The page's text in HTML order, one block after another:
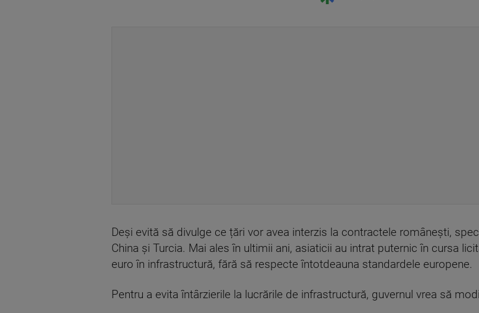
Deşi evită să divulge ce țări vor avea interzis la contractele româneşti,
China şi Turcia. Mai ales în ultimii ani, asiaticii au intrat puternic în cursa
euro în infrastructură, fără să respecte întotdeauna standardele europene.
Pentru a evita întârzierile la lucrările de infrastructură, guvernul vrea să